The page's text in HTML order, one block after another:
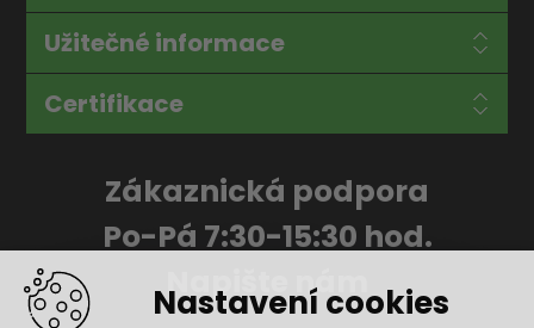
Nastavení cookies
Užitečné informace
Certifikace
Zákaznická podpora
Po-Pá 7:30-15:30 hod.
Napište nám